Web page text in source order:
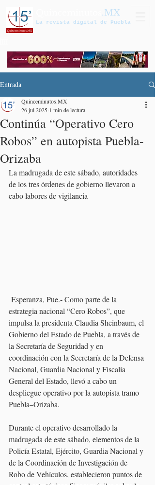
.MX
La revista digital de Puebla
Entrada
Continúa “Operativo Cero
Robos” en autopista Puebla-
Orizaba
Quinceminutos.MX
26 jul 2025 1 min de lectura
La madrugada de este sábado, autoridades
de los tres órdenes de gobierno llevaron a
cabo labores de vigilancia
Esperanza, Pue.- Como parte de la
estrategia nacional “Cero Robos”, que
impulsa la presidenta Claudia Sheinbaum, el
Gobierno del Estado de Puebla, a través de
la Secretaría de Seguridad y en
coordinación con la Secretaría de la Defensa
Nacional, Guardia Nacional y Fiscalía
General del Estado, llevó a cabo un
despliegue operativo por la autopista tramo
Puebla–Orizaba.
Durante el operativo desarrollado la
madrugada de este sábado, elementos de la
Policía Estatal, Ejército, Guardia Nacional y
de la Coordinación de Investigación de
Robo de Vehículos, establecieron puntos de